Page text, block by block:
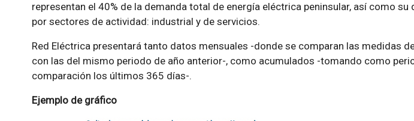
representan el 40% de la demanda total de energía eléctrica peninsular, así como su
por sectores de actividad: industrial y de servicios.
Red Eléctrica presentará tanto datos mensuales -donde se comparan las medidas
con las del mismo periodo de año anterior-, como acumulados -tomando como
comparación los últimos 365 días-.
Ejemplo de gráfico